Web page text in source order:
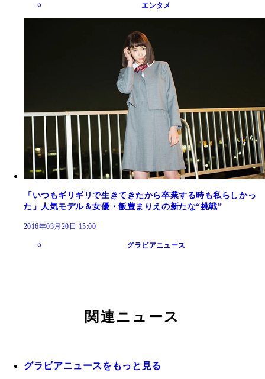
エンタメ
「いつもギリギリで生きてきたから卒業する時も私らしかっ
た」人気モデル＆女優・飯豊まりえの新たな“挑戦”
2016年03月20日 15:00
グラビアニュース
関連ニュース
グラビアニュースをもっと見る